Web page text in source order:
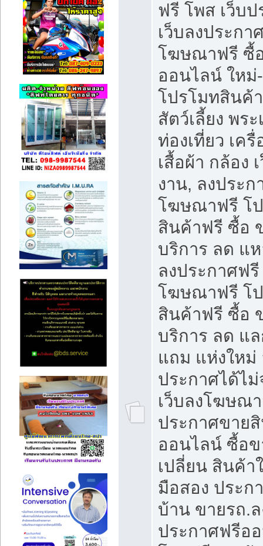
ฟรี โพส เว็บป
เว็บลงประกา
โฆษณาฟรี ซื้
ออนไลน์ ใหม่
โปรโมทสินค้
สัตว์เลี้ยง พระ
ท่องเที่ยว เครื่
เสื้อผ้า กล้อง
งาน, ลงประก
โฆษณาฟรี โ
สินค้าฟรี ซื้อ
บริการ ลด แ
ลงประกาศฟรี
โฆษณาฟรี โ
สินค้าฟรี ซื้อ
บริการ ลด แ
แถม แห่งใหม่
ประกาศได้ไ
เว็บลงโฆษณ
ประกาศขาย
ออนไลน์ ซื้อ
เปลี่ยน สินค้า
มือสอง ประก
บ้าน ขายรถ.ล
ประกาศฟรีอ